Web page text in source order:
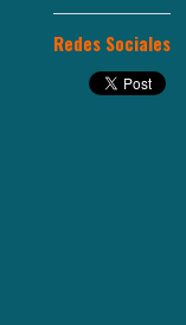
Redes Sociales